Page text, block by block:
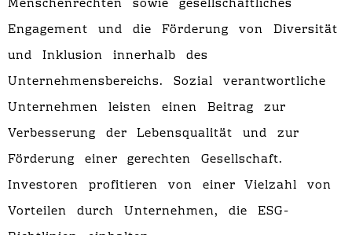
Menschenrechten sowie gesellschaftliches
Engagement und die Förderung von Diversität
und Inklusion innerhalb des
Unternehmensbereichs. Sozial verantwortliche
Unternehmen leisten einen Beitrag zur
Verbesserung der Lebensqualität und zur
Förderung einer gerechten Gesellschaft.
Investoren profitieren von einer Vielzahl von
Vorteilen durch Unternehmen, die ESG-